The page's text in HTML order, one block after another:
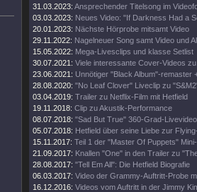
31.03.2023: Ansprechender Titelsong im
03.03.2023: Neues Video: "If Darkness Had a
20.01.2023: Nächste Hörprobe mitsamt Video
29.11.2022: Nagelneuer Song samt Video und
15.05.2022: Mega-Livesclips und klasse Setlist
30.07.2021: Viele interessante Cover-Videos
23.06.2021: Unnötiger "Black Album"-remaster
28.08.2020: "No Leaf Clover" Liveclip zu
03.04.2019: Trailer zu Netflix-Film mit Hetfield
19.11.2018: Clip zu Akustik-Performance
08.07.2018: "Sad But True" 360-Grad-Livevideo
05.07.2018: Hetfield über seine Liebe zur
15.11.2017: Teil 1 der "Master Of Puppets"
21.09.2017: Knallen "One" in den Trailer zu
28.08.2017: "Tell Em All": Die Hetfield Biografie
06.03.2017: Video der Grammy-Auftritt-Probe
16.12.2016: Videos vom Auftritt in der Jimmy